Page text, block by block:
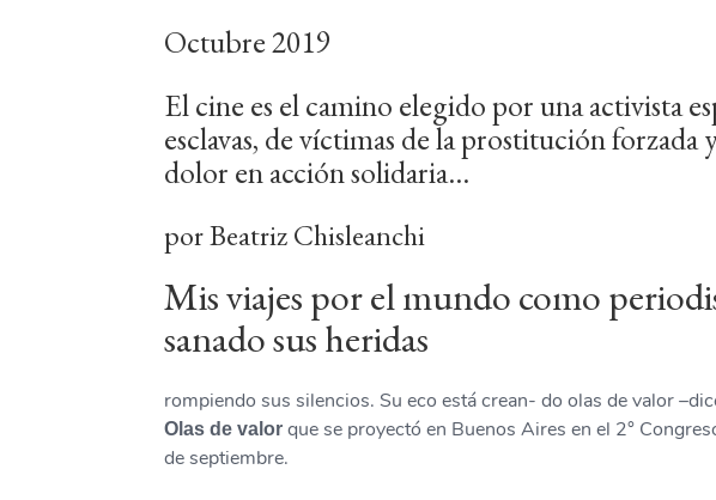
Octubre 2019
El cine es el camino elegido por una activista
esclavas, de víctimas de la prostitución
dolor en acción solidaria…
por Beatriz Chisleanchi
Mis viajes por el mundo como
sanado sus heridas
rompiendo sus silencios. Su eco está crean- do olas de valor
Olas de valor que se proyectó en Buenos Aires en el 2°
de septiembre.